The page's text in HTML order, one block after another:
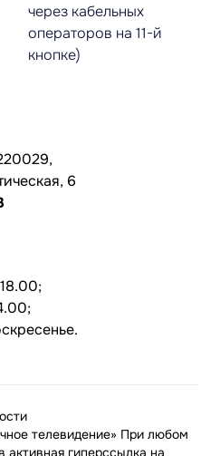
через кабельных
операторов на 11-й
кнопке)
6
телевидение» При любом
активная гиперссылка на